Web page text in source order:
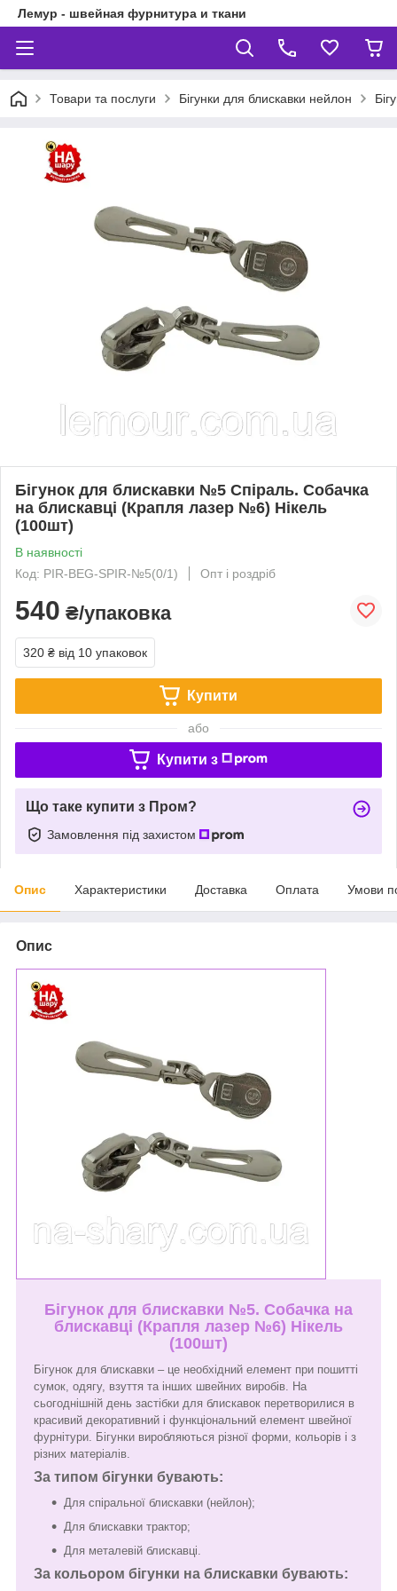
Лемур - швейная фурнитура и ткани
Товари та послуги Бігунки для блискавки нейлон
Бігунок для блискавки №5 Спіраль. Собачка
на блискавці (Крапля лазер №6) Нікель
(100шт)
В наявності
Код: PIR-BEG-SPIR-№5(0/1)
Опт і роздріб
540 ₴/упаковка
320 ₴ від 10 упаковок
Купити
або
Купити з
Що таке купити з Пром?
Замовлення під захистом
Опис Характеристики Доставка Оплата Умови
Опис
Бігунок для блискавки №5. Собачка на
блискавці (Крапля лазер №6) Нікель
(100шт)
Бігунок для блискавки – це необхідний елемент при пошитті
сумок, одягу, взуття та інших швейних виробів. На
сьогоднішній день застібки для блискавок перетворилися в
красивий декоративний і функціональний елемент швейної
фурнітури. Бігунки виробляються різної форми, кольорів і з
різних матеріалів.
За типом бігунки бувають:
Для спіральної блискавки (нейлон);
Для блискавки трактор;
Для металевій блискавці.
За кольором бігунки на блискавки бувають: